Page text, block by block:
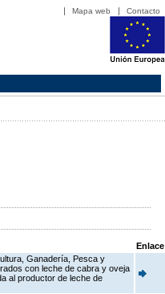
Mapa web Contacto
Enlace
Ganadería, Pesca y
con leche de cabra y oveja
al productor de leche de